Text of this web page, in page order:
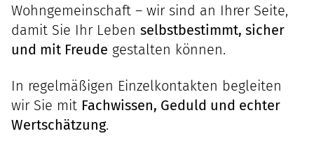
Wohngemeinschaft – wir sind an Ihrer Seite,
damit Sie Ihr Leben selbstbestimmt, sicher
und mit Freude gestalten können.
In regelmäßigen Einzelkontakten begleiten
wir Sie mit Fachwissen, Geduld und echter
Wertschätzung.